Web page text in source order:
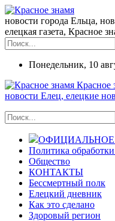
новости города Ельца,
елецкая газета, Красное
Понедельник, 10
Красное
новости Елец, елецкие
Политика
Общество
КОНТАКТЫ
Бессмертный полк
Елецкий дневник
Как это сделано
Здоровый регион